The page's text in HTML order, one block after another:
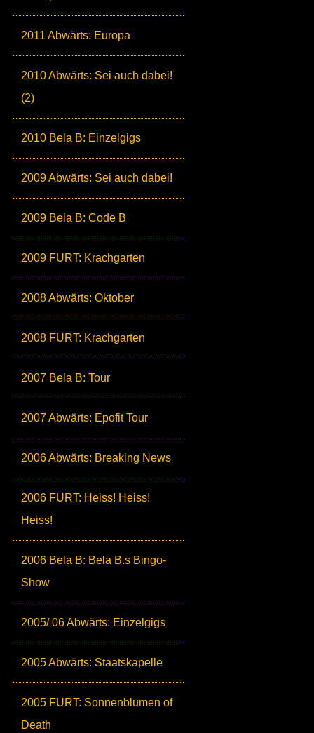
2011 Abwärts: Europa
2010 Abwärts: Sei auch dabei!
(2)
2010 Bela B: Einzelgigs
2009 Abwärts: Sei auch dabei!
2009 Bela B: Code B
2009 FURT: Krachgarten
2008 Abwärts: Oktober
2008 FURT: Krachgarten
2007 Bela B: Tour
2007 Abwärts: Epofit Tour
2006 Abwärts: Breaking News
2006 FURT: Heiss! Heiss!
Heiss!
2006 Bela B: Bela B.s Bingo-
Show
2005/ 06 Abwärts: Einzelgigs
2005 Abwärts: Staatskapelle
2005 FURT: Sonnenblumen of
Death